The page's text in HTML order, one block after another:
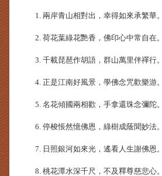
1. 兩岸青山相對出，幸得如來承繁華。
2. 荷花葉綠花艷香，佛印心中常自在。
3. 千載琵琶作胡語，群山萬里伴禪行。
4. 正是江南好風景，學佛念咒歡樂游。
5. 名花傾國兩相歡，手拿還珠念彌陀。
6. 停梭悵然憶佛恩，綠樹成蔭聞妙法。
7. 日照銀河如來光，遙看人生謝佛恩。
8. 桃花潭水深千尺，不及釋尊慈悲心。